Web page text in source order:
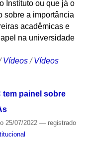
Instituto ou que já o
sobre a importância
acadêmicas e
na universidade
Vídeos /Vídeos
tem painel sobre
25/07/2022 — registrado